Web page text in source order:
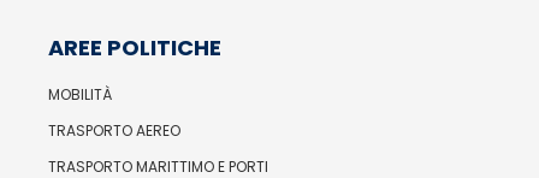
AREE POLITICHE
MOBILITÀ
TRASPORTO AEREO
TRASPORTO MARITTIMO E PORTI